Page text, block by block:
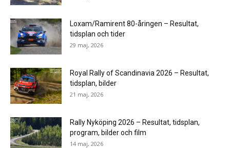
Loxam/Ramirent 80-åringen – Resultat,
tidsplan och tider
29 maj, 2026
Royal Rally of Scandinavia 2026 – Resultat,
tidsplan, bilder
21 maj, 2026
Rally Nyköping 2026 – Resultat, tidsplan,
program, bilder och film
14 maj, 2026